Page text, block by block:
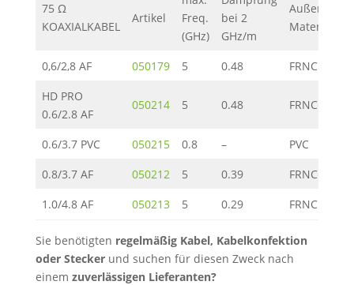
75 Ω
KOAXIALKABEL
Artikel
Freq.
(GHz)
bei 2
GHz/m
Außen
Material
0,6/2,8 AF
050179 5 0.48 FRNC
HD PRO
0.6/2.8 AF
050214 5 0.48 FRNC
0.6/3.7 PVC 050215 0.8 – PVC
0.8/3.7 AF
050212 5 0.39 FRNC
1.0/4.8 AF
050213 5 0.29 FRNC
Sie benötigten regelmäßig Kabel, Kabelkonfektion
oder Steckerund suchen für diesen Zweck nach
einem zuverlässigen Lieferanten?